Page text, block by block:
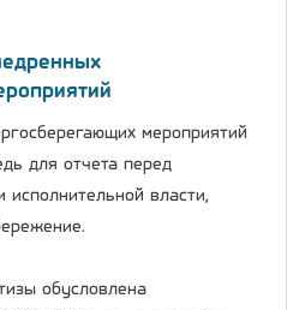
мероприятий
для отчета перед
исполнительной власти,
обусловлена